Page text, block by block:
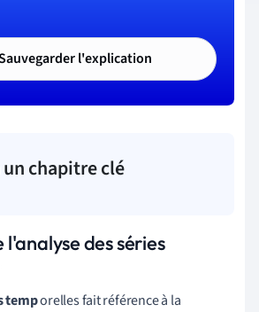
l'explication
chapitre clé
des séries
temporelles fait référence à la